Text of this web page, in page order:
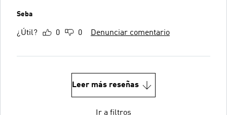
Seba
¿Útil? 0 0 Denunciar comentario
Leer más reseñas
Ir a filtros